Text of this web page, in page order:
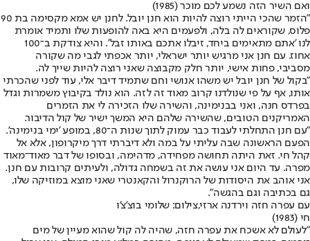
ואם השיר הזה נשמע לכם מוכר (1985)
"הזמר שהכי הייתי רוצה להיות הוא חנן יובל. לחנן יש אמא מקסימה בת 90
פלוס, שקוראים לה בלה, ולפעמים היא באה להופעות שלו ותמיד אומרת
לנו 'אתם מתאימים ביחד, זיבלו אתכם באותו זבל'. והיא צודקת ב־100
אחוז. עם חנן אני מרגיש יותר ישראלי, יותר אכפתי לגבי מה שקורה
מסביבי, פחות אישי, יותר חלק מקבוצה שאני רוצה להיות שייך לה.
"בקול של חנן יובל יש משהו אנושי וחם שתמיד דיבר אלי, עוד לפני שהכרתי
אותו, אף על פי שנולדנו קרוב מאוד זה לזה. הוא נולד בקיבוץ משמרות וגדל
בפרדס חנה, ואני בבנימינה, והשירה שלו הזכירה לי את הזמרים
האמריקנים הטובים, שהשירה שלהם היא המשך ישיר של קול הדיבור.
"עם חנן התחלתי לעבוד כבר עמוק לתוך שנות ה־80, במופע 'ימי בנימינה'.
הפעם הראשונה שבה עליתי על במה ולא דיברתי דרך מיקרופון, אלא אל
קהל חי. זאת היתה תחושה מפחידה, מדהימה, ובסופו של דבר מאוד־מאוד
מפרה. עד היום אני עושה את זה בשמחה גדולה, ולעיתים קרובות עם חנן.
אני אוהב את היסודות של הרוקנרול והקאנטרי שאני מוצא במוזיקה שלו,
גם בכתיבה וגם בהגשה".
עם עפרה חזה וירדנה ארזי,צילום: שלומי בוצ'צ'ו
חי (1983)
"לעולם לא אשכח את עפרה חזה, שהיה לה קול שהוא מעיין של מים